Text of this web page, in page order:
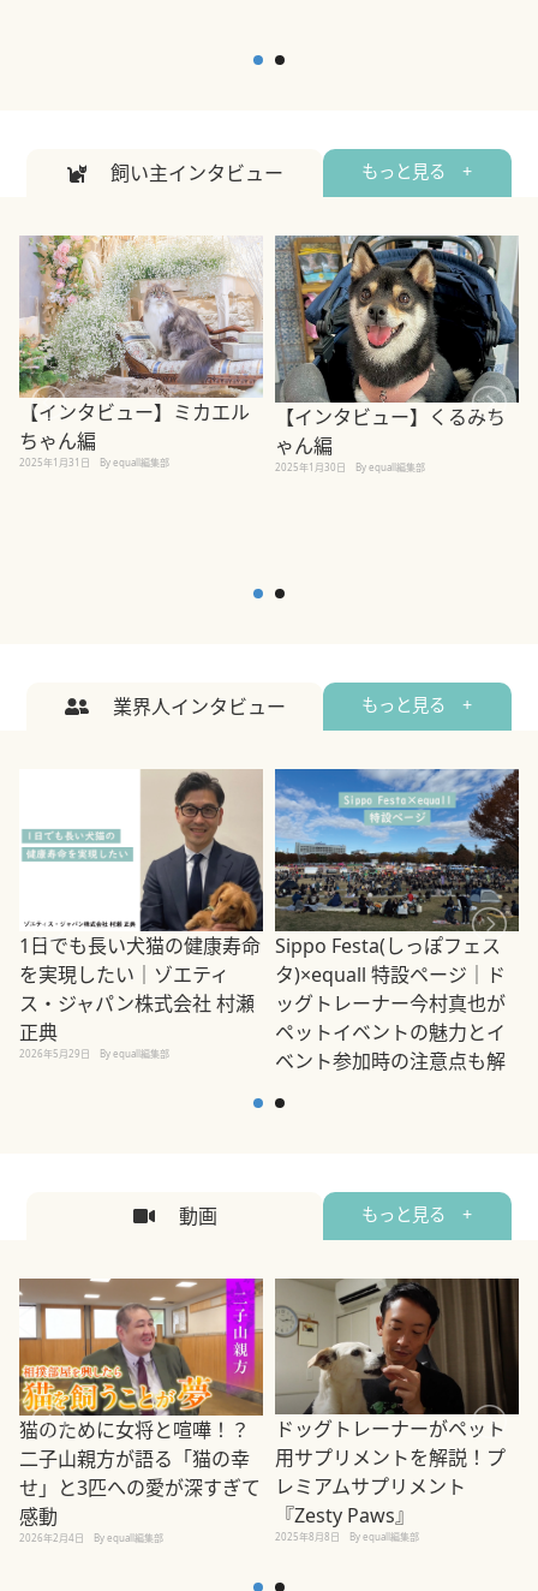
飼い主インタビュー もっと見る +
【インタビュー】ミカエル
ちゃん編
2025年1月31日 By equall編集部
【インタビュー】くるみち
ゃん編
2025年1月30日 By equall編集部
業界人インタビュー もっと見る +
1日でも長い犬猫の健康寿命
を実現したい｜ゾエティ
ス・ジャパン株式会社 村瀬
正典
2026年5月29日 By equall編集部
Sippo Festa(しっぽフェス
タ)×equall 特設ページ｜ド
ッグトレーナー今村真也が
ペットイベントの魅力とイ
ベント参加時の注意点も解
2026年5月12日
動画 もっと見る +
猫のために女将と喧嘩！？
二子山親方が語る「猫の幸
せ」と3匹への愛が深すぎて
感動
2026年2月4日 By equall編集部
ドッグトレーナーがペット
用サプリメントを解説！プ
レミアムサプリメント
『Zesty Paws』
2025年8月8日 By equall編集部